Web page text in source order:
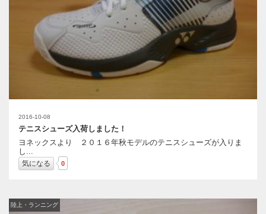
2016-10-08
テニスシューズ入荷しました！
ヨネックスより ２０１６年秋モデルのテニスシューズが入りま
し...
気になる 0
陸上・ランニング